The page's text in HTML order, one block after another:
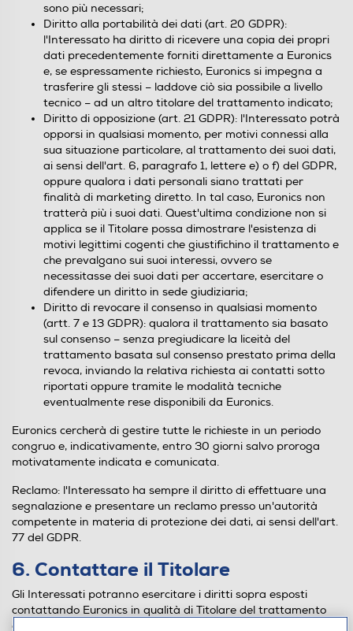
sono più necessari;
Diritto alla portabilità dei dati (art. 20 GDPR):
l'Interessato ha diritto di ricevere una copia dei propri
dati precedentemente forniti direttamente a Euronics
e, se espressamente richiesto, Euronics si impegna a
trasferire gli stessi – laddove ciò sia possibile a livello
tecnico – ad un altro titolare del trattamento indicato;
Diritto di opposizione (art. 21 GDPR): l'Interessato potrà
opporsi in qualsiasi momento, per motivi connessi alla
sua situazione particolare, al trattamento dei suoi dati,
ai sensi dell'art. 6, paragrafo 1, lettere e) o f) del GDPR,
oppure qualora i dati personali siano trattati per
finalità di marketing diretto. In tal caso, Euronics non
tratterà più i suoi dati. Quest'ultima condizione non si
applica se il Titolare possa dimostrare l'esistenza di
motivi legittimi cogenti che giustifichino il trattamento e
che prevalgano sui suoi interessi, ovvero se
necessitasse dei suoi dati per accertare, esercitare o
difendere un diritto in sede giudiziaria;
Diritto di revocare il consenso in qualsiasi momento
(artt. 7 e 13 GDPR): qualora il trattamento sia basato
sul consenso – senza pregiudicare la liceità del
trattamento basata sul consenso prestato prima della
revoca, inviando la relativa richiesta ai contatti sotto
riportati oppure tramite le modalità tecniche
eventualmente rese disponibili da Euronics.
Euronics cercherà di gestire tutte le richieste in un periodo
congruo e, indicativamente, entro 30 giorni salvo proroga
motivatamente indicata e comunicata.
Reclamo: l'Interessato ha sempre il diritto di effettuare una
segnalazione e presentare un reclamo presso un'autorità
competente in materia di protezione dei dati, ai sensi dell'art.
77 del GDPR.
6. Contattare il Titolare
Gli Interessati potranno esercitare i diritti sopra esposti
contattando Euronics in qualità di Titolare del trattamento
con le seguenti modalità: